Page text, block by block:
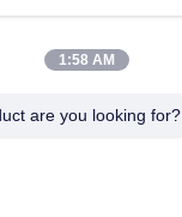
Envoyez
1:58 AM
are you looking for?